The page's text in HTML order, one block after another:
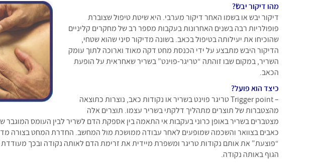
מהו דיקור יבש?
דיקור יבש או בשמו האחר דיקור מערבי. היא שיטת טיפול שצוברת
פופולריות רבה בשנים האחרונות בעקבות מספר רב של מחקרים קליניים
שהוכיחו את יעילותה בטיפול בכאב. בשונה מדיקור סיני שהוא שטחי,
הדיקור היבש מתבצע על ידי הכנסת מחט דקה מאוד וארוכה לתוך עומק
השריר, במקום שבו זוהתה “טריגר-פוינט” בשריר שאחראית על הופעת
הכאב.
כיצד הוא פועל?
– Trigger point טריגר פוינט בשריר או נקודות כאב, נוצרות כתוצאה
מהצטברות של תוצרים מתהליך דלקתי בשריר עצמו. תוצרים אלה
מצטברים בשריר באופן כרוני בעקבות אי התאמה בין אספקת הדם לשריר לבין העומס המוגבר
כאבים בצוואר והשכמה שמופעים לאחר עבודה ממושכת מול המחשב. החדרת המחט בצורה
“פוצעת” את אותם נקודות טריגר ומשפרת מיידית את זרימת הדם לאותה נקודה ובכך
הגוף באותה נקודה.